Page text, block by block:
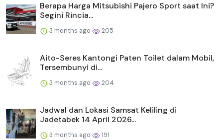
Berapa Harga Mitsubishi Pajero Sport saat Ini?
Segini Rincia...
3 months ago 205
Aito-Seres Kantongi Paten Toilet dalam Mobil,
Tersembunyi di...
3 months ago 204
Jadwal dan Lokasi Samsat Keliling di
Jadetabek 14 April 2026...
3 months ago 191